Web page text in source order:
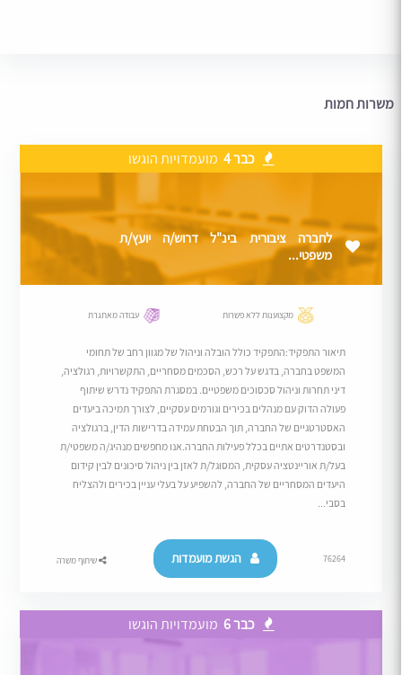
משרות חמות
כבר 4 מועמדויות הוגשו
לחברה ציבורית בינ"ל דרוש/ה יועץ/ת
משפטי...
מקצוענות ללא פשרות עבודה מאתגרת
תיאור התפקיד:התפקיד כולל הובלה וניהול של מגוון רחב של תחומי
המשפט בחברה, בדגש על רכש, הסכמים מסחריים, התקשרויות, רגולציה,
דיני תחרות וניהול סכסוכים משפטיים. במסגרת התפקיד נדרש שיתוף
פעולה הדוק עם מנהלים בכירים וגורמים עסקיים, לצורך תמיכה ביעדים
האסטרטגיים של החברה, תוך הבטחת עמידה בדרישות הדין, ברגולציה
ובסטנדרטים אתיים בכלל פעילות החברה.אנו מחפשים מנהיג/ה משפטי/ת
בעל/ת אוריינטציה עסקית, המסוגל/ת לאזן בין ניהול סיכונים לבין קידום
היעדים המסחריים של החברה, להשפיע על בעלי עניין בכירים ולהצליח
בסבי...
76264 הגשת מועמדות שיתוף משרה
כבר 6 מועמדויות הוגשו